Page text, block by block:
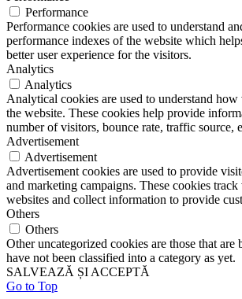
Performance
Performance cookies are used to understand
performance indexes of the website which
better user experience for the visitors.
Analytics
Analytics
Analytical cookies are used to understand
the website. These cookies help provide
number of visitors, bounce rate, traffic source,
Advertisement
Advertisement
Advertisement cookies are used to provide
and marketing campaigns. These cookies track
websites and collect information to provide
Others
Others
Other uncategorized cookies are those that are
have not been classified into a category as yet.
SALVEAZĂ ȘI ACCEPTĂ
Go to Top